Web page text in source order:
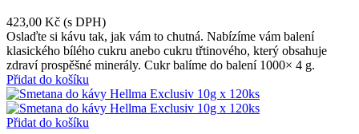
423,00 Kč (s DPH)
Oslaďte si kávu tak, jak vám to chutná. Nabízíme vám balení
klasického bílého cukru anebo cukru třtinového, který obsahuje
zdraví prospěšné minerály. Cukr balíme do balení 1000× 4 g.
Přidat do košíku
Přidat do košíku